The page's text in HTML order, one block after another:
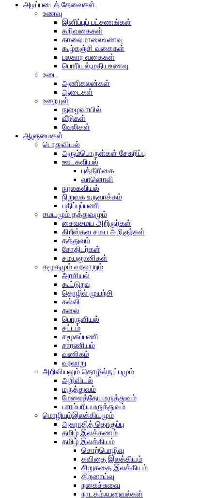
அடிப்படைத் தேவைகள்
உணவு
இனிப்புப் பட்சணங்கள்
கறிவகைகள்
காலைமாலைஉணவு
கூழ்கஞ்சி வகைகள்
பலகார வகைகள்
பொரியல்,மதியஉணவு
உடை
அணிகலன்கள்
ஆடைகள்
உறையுள்
நுழைவாயில்
வீடுகள்
வேலிகள்
ஆளுமைகள்
பொதுவியல்
அரும்பொருள்கள் சேகரிப்பு
ஊடகவியல்
பத்திரிகை
வானொலி
நூலகவியல்
நிறுவக உருவாக்கம்
பதிப்புப்பணி
சமயமும் தத்துவமும்
சைவசமய அறிஞர்கள்
கிறீஸ்தவ சமய அறிஞர்கள்
தத்துவம்
சோதிடர்கள்
சமயஞானிகள்
சமூகமும் வரலாறும்
அரசியல்
கூட்டுறவு
தொழில் முயற்சி
கல்வி
கலை
பொருளியல்
சட்டம்
சமூகப்பணி
சாரணியம்
வணிகம்
வரலாறு
அறிவியலும் தொழில்நுட்பமும்
அறிவியல்
மருத்துவம்
மேலைத்தேயமருத்துவம்
பாரம்பரியமருத்துவம்
மொழியும்இலக்கியமும்
அகராதித் தொகுப்பு
தமிழ் இலக்கணம்
தமிழ் இலக்கியம்
சொற்பொழிவு
கவிதை இலக்கியம்
சிறுகதை இலக்கியம்
திறனாய்வு
நகைச்சுவை
நாடகம்ஃபனுவல்கள்